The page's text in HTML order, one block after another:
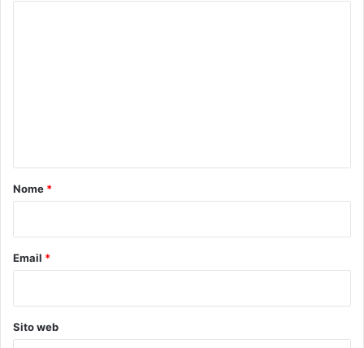
a
d
d
i
t
i
o
Nome *
Email *
Sito web